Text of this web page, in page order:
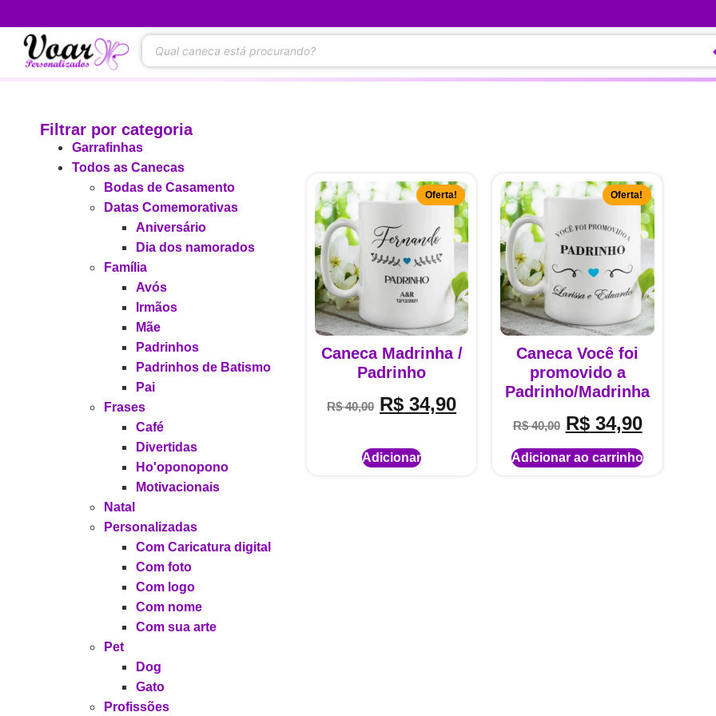
(31)99504-8400 -
Filtrar por categoria
Garrafinhas
Todos as Canecas
Bodas de Casamento
Datas Comemorativas
Aniversário
Dia dos namorados
Família
Avós
Irmãos
Mãe
Padrinhos
Padrinhos de Batismo
Pai
Frases
Café
Divertidas
Ho'oponopono
Motivacionais
Natal
Personalizadas
Com Caricatura digital
Com foto
Com logo
Com nome
Com sua arte
Pet
Dog
Gato
Profissões
Oferta!
Caneca Madrinha /
Padrinho
R$40,00 R$ 34,90
Adicionar
Oferta!
Caneca Você foi
promovido a
Padrinho/Madrinha
R$40,00 R$34,90
Adicionar ao carrinho